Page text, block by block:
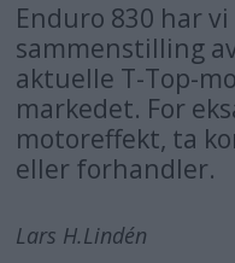
Enduro 830 har
sammenstilling
aktuelle T-Top-
markedet. For
motoreffekt, ta
eller forhandler.
Lars H.Lindén